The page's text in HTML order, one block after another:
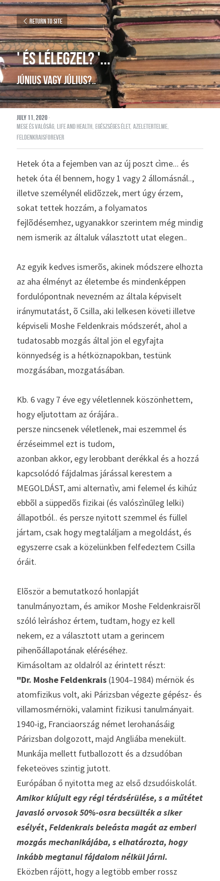
Return to site
' ÉS LÉLEGZEL? '...
június vagy július?..
July 11, 2020·
mese és valóság, life and health, egészséges élet, azeletertelme,
feldenkraisforever
Hetek óta a fejemben van az új poszt cìme... és
hetek óta él bennem, hogy 1 vagy 2 állomásnál..,
illetve személynél elidõzzek, mert úgy érzem,
sokat tettek hozzám, a folyamatos
fejlõdésemhez, ugyanakkor szerintem még mindig
nem ismerik az általuk választott utat elegen..
Az egyik kedves ismerõs, akinek módszere elhozta
az aha élményt az életembe és mindenképpen
fordulópontnak nevezném az általa képviselt
iránymutatást, õ Csilla, aki lelkesen követi illetve
képviseli Moshe Feldenkrais módszerét, ahol a
tudatosabb mozgás által jön el egyfajta
könnyedség is a hétköznapokban, testünk
mozgásában, mozgatásában.
Kb. 6 vagy 7 éve egy véletlennek köszönhettem,
hogy eljutottam az órájára..
persze nincsenek véletlenek, mai eszemmel és
érzéseimmel ezt is tudom,
azonban akkor, egy lerobbant derékkal és a hozzá
kapcsolódó fájdalmas járással kerestem a
MEGOLDÁST, ami alternatìv, ami felemel és kihúz
ebbõl a süppedõs fizikai (és valószìnūleg lelki)
állapotból.. és persze nyitott szemmel és füllel
jártam, csak hogy megtaláljam a megoldást, és
egyszerre csak a közelünkben felfedeztem Csilla
óráit.
Elõször a bemutatkozó honlapját
tanulmányoztam, és amikor Moshe Feldenkraisrõl
szóló leìráshoz értem, tudtam, hogy ez kell
nekem, ez a választott utam a gerincem
pihenõállapotának eléréséhez.
Kimásoltam az oldalról az érintett részt:
"Dr. Moshe Feldenkrais (1904–1984) mérnök és
atomfizikus volt, aki Párizsban végezte gépész- és
villamosmérnöki, valamint fizikusi tanulmányait.
1940-ig, Franciaország német lerohanásáig
Párizsban dolgozott, majd Angliába menekült.
Munkája mellett futballozott és a dzsudóban
feketeöves szintig jutott.
Európában ő nyitotta meg az első dzsudóiskolát.
Amikor kiújult egy régi térdsérülése, s a műtétet
javasló orvosok 50%-osra becsülték a siker
esélyét, Feldenkrais beleásta magát az emberi
mozgás mechanikájába, s elhatározta, hogy
inkább megtanul fájdalom nélkül járni.
Eközben rájött, hogy a legtöbb ember rossz